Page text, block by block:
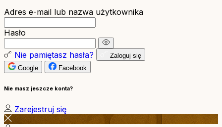
Adres e-mail lub nazwa użytkownika
Hasło
Nie pamiętasz hasła?
Zaloguj się
Google
Facebook
Nie masz jeszcze konta?
Zarejestruj się